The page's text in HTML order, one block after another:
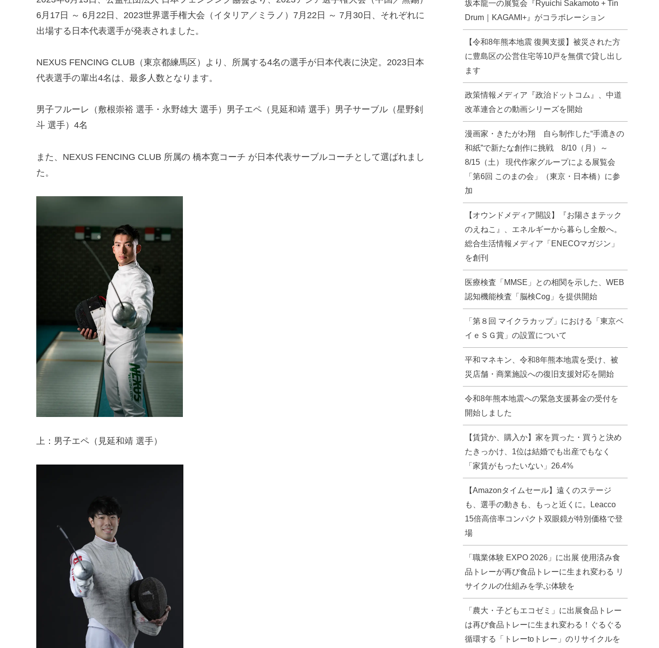
6月17日 ～ 6月22日、2023世界選手権大会（イタリア／ミラノ）7月22日 ～ 7月30日、それぞれに
出場する日本代表選手が発表されました。
NEXUS FENCING CLUB（東京都練馬区）より、所属する4名の選手が日本代表に決定。2023日本
代表選手の輩出4名は、最多人数となります。
男子フルーレ（敷根崇裕 選手・永野雄大 選手）男子エペ（見延和靖 選手）男子サーブル（星野剣
斗 選手）4名
また、NEXUS FENCING CLUB 所属の 橋本寛コーチ が日本代表サーブルコーチとして選ばれまし
た。
上：男子エペ（見延和靖 選手）
坂本龍一の展覧会『Ryuichi Sakamoto + Tin
Drum｜KAGAMI+』がコラボレーション
【令和8年熊本地震 復興支援】被災された方
に豊島区の公営住宅等10戸を無償で貸し出し
ます
政策情報メディア『政治ドットコム』、中道
改革連合との動画シリーズを開始
漫画家・きたがわ翔 自ら制作した“手漉きの
和紙”で新たな創作に挑戦 8/10（月）～
8/15（土） 現代作家グループによる展覧会
「第6回 このまの会」（東京・日本橋）に参
加
【オウンドメディア開設】『お陽さまテック
のえねこ』、エネルギーから暮らし全般へ。
総合生活情報メディア「ENECOマガジン」
を創刊
医療検査「MMSE」との相関を示した、WEB
認知機能検査「脳検Cog」を提供開始
「第８回 マイクラカップ」における「東京ベ
イｅＳＧ賞」の設置について
平和マネキン、令和8年熊本地震を受け、被
災店舗・商業施設への復旧支援対応を開始
令和8年熊本地震への緊急支援募金の受付を
開始しました
【賃貸か、購入か】家を買った・買うと決め
たきっかけ、1位は結婚でも出産でもなく
「家賃がもったいない」26.4%
【Amazonタイムセール】遠くのステージ
も、選手の動きも、もっと近くに。Leacco
15倍高倍率コンパクト双眼鏡が特別価格で登
場
「職業体験 EXPO 2026」に出展 使用済み食
品トレーが再び食品トレーに生まれ変わる リ
サイクルの仕組みを学ぶ体験を
「農大・子どもエコゼミ」に出展食品トレー
は再び食品トレーに生まれ変わる！ぐるぐる
循環する「トレーtoトレー」のリサイクルを